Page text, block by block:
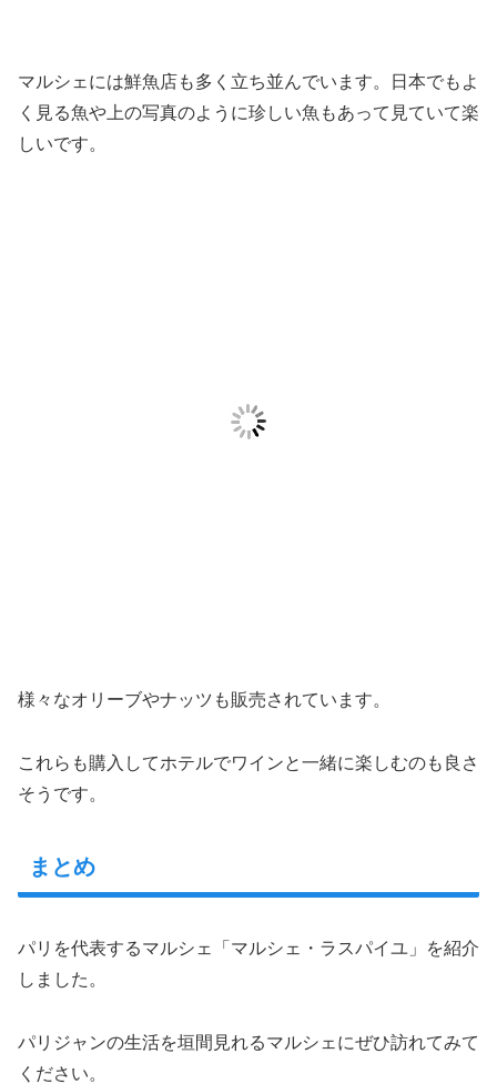
マルシェには鮮魚店も多く立ち並んでいます。日本でもよ
く見る魚や上の写真のように珍しい魚もあって見ていて楽
しいです。
様々なオリーブやナッツも販売されています。
これらも購入してホテルでワインと一緒に楽しむのも良さ
そうです。
まとめ
パリを代表するマルシェ「マルシェ・ラスパイユ」を紹介
しました。
パリジャンの生活を垣間見れるマルシェにぜひ訪れてみて
ください。